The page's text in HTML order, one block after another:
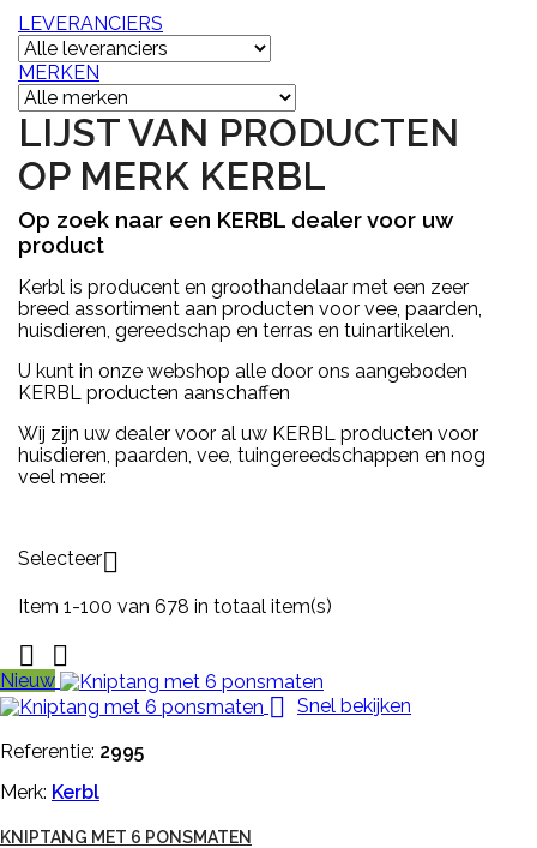
LEVERANCIERS
MERKEN
LIJST VAN PRODUCTEN
OP MERK KERBL
Op zoek naar een KERBL dealer voor uw
product
Kerbl is producent en groothandelaar met een zeer
breed assortiment aan producten voor vee, paarden,
huisdieren, gereedschap en terras en tuinartikelen.
U kunt in onze webshop alle door ons aangeboden
KERBL producten aanschaffen
Wij zijn uw dealer voor al uw KERBL producten voor
huisdieren, paarden, vee, tuingereedschappen en nog
veel meer.
Selecteer
Item 1-100 van 678 in totaal item(s)
 
Nieuw
 Snel bekijken
Referentie: 2995
Merk: Kerbl
KNIPTANG MET 6 PONSMATEN